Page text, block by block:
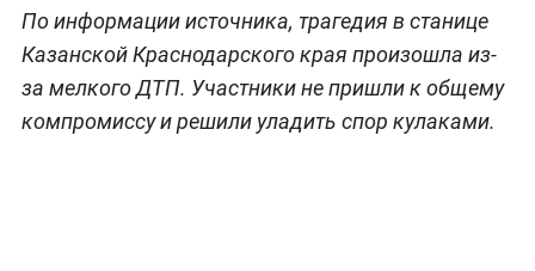
По информации источника, трагедия в станице
Казанской Краснодарского края произошла из-
за мелкого ДТП. Участники не пришли к общему
компромиссу и решили уладить спор кулаками.